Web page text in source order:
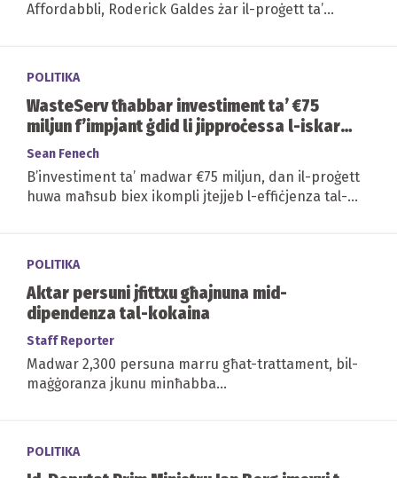
Affordabbli, Roderick Galdes żar il-proġett ta’
POLITIKA
WasteServ tħabbar investiment ta’ €75
miljun f’impjant ġdid li jipproċessa l-iskart
organiku
Sean Fenech
B’investiment ta’ madwar €75 miljun, dan il-proġett
huwa maħsub biex ikompli jtejjeb l-effiċjenza tal-
POLITIKA
Aktar persuni jfittxu għajnuna mid-
dipendenza tal-kokaina
Staff Reporter
Madwar 2,300 persuna marru għat-trattament, bil-
maġġoranza jkunu minħabba...
POLITIKA